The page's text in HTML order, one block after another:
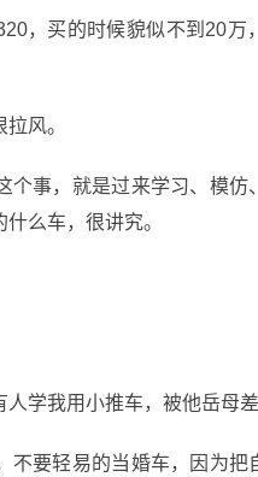
，买的时候貌似不到20万
风。
个事，就是过来学习、模
么车，很讲究。
人学我用小推车，被他岳母
不要轻易的当婚车，因为